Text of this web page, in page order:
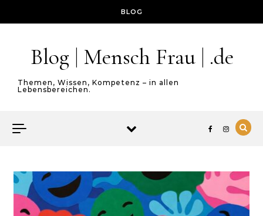
BLOG
Blog | Mensch Frau | .de
Themen, Wissen, Kompetenz – in allen
Lebensbereichen.